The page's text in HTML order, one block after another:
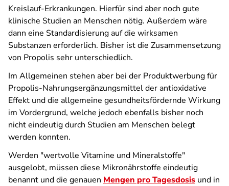
Kreislauf-Erkrankungen. Hierfür sind aber noch gute
klinische Studien an Menschen nötig. Außerdem wäre
dann eine Standardisierung auf die wirksamen
Substanzen erforderlich. Bisher ist die Zusammensetzung
von Propolis sehr unterschiedlich.
Im Allgemeinen stehen aber bei der Produktwerbung für
Propolis-Nahrungsergänzungsmittel der antioxidative
Effekt und die allgemeine gesundheitsfördernde Wirkung
im Vordergrund, welche jedoch ebenfalls bisher noch
nicht eindeutig durch Studien am Menschen belegt
werden konnten.
Werden "wertvolle Vitamine und Mineralstoffe"
ausgelobt, müssen diese Mikronährstoffe eindeutig
benannt und die genauen Mengen pro Tagesdosis und in